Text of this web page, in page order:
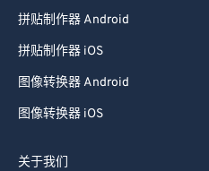
拼贴制作器 Android
拼贴制作器 iOS
图像转换器 Android
图像转换器 iOS
关于我们